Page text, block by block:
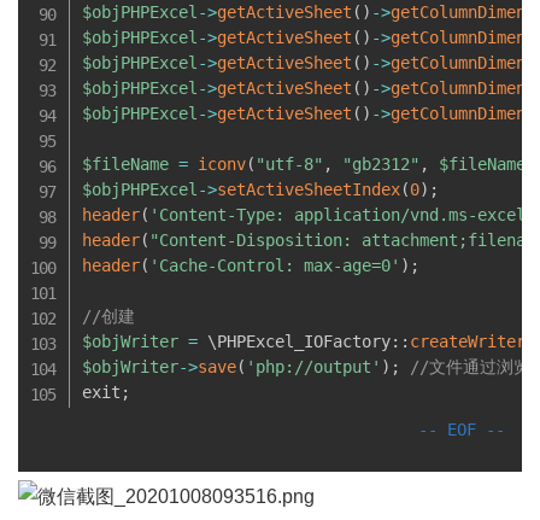
$objPHPExcel ->getActiveSheet ( ) ->
$objPHPExcel ->getActiveSheet ( ) ->
$objPHPExcel ->getActiveSheet ( ) ->
$objPHPExcel ->getActiveSheet ( ) ->
$objPHPExcel ->getActiveSheet ( ) ->
$fileName = iconv( "utf-8" , "gb2312" , $fileName
$objPHPExcel ->setActiveSheetIndex(0) ;
header( 'Content-Type: application/vnd.ms-excel'
header( "Content-Disposition:
header( 'Cache-Control: max-age=0' ) ;
//创建
$objWriter = \PHPExcel_IOFactory: : createWriter
$objWriter->save( 'php://output' ) ;
//文件通过浏览
exit ;